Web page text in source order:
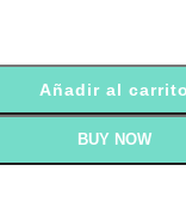
Añadir al carrito
BUY NOW